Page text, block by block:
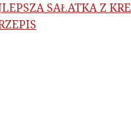
SAŁATKA Z